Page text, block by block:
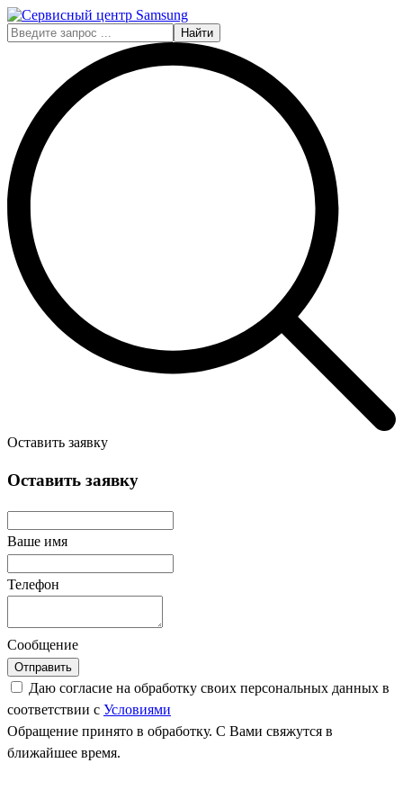
Найти
Оставить заявку
Оставить заявку
Ваше имя
Телефон
Сообщение
Отправить
Даю согласие на обработку своих персональных данных в
соответствии с Условиями
Обращение принято в обработку. С Вами свяжутся в
ближайшее время.